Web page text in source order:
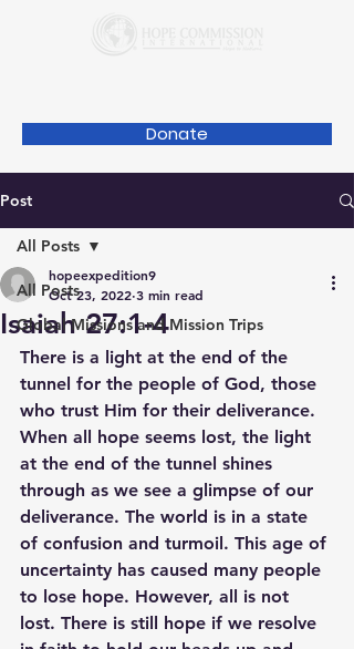
Donate
Post
All Posts
Global Missions and Mission Trips
All Posts
Isaiah 27:1-4
hopeexpedition9
Oct 23, 2022 3 min read
There is a light at the end of the
tunnel for the people of God, those
who trust Him for their deliverance.
When all hope seems lost, the light
at the end of the tunnel shines
through as we see a glimpse of our
deliverance. The world is in a state
of confusion and turmoil. This age of
uncertainty has caused many people
to lose hope. However, all is not
lost. There is still hope if we resolve